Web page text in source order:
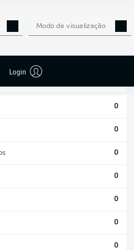
Modo de visualização
Login
2026/2027
0
0
0
0
0
0
0